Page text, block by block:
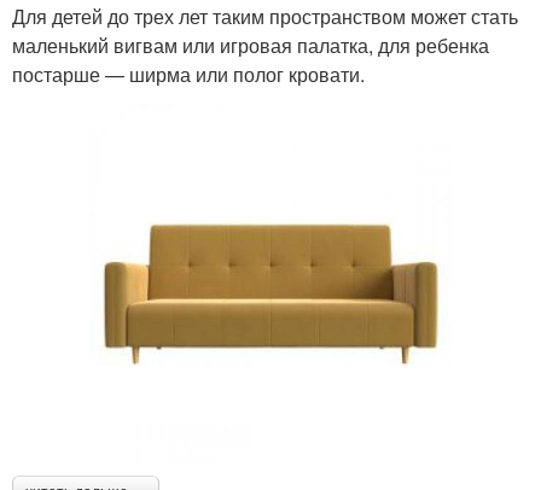
Для детей до трех лет таким пространством может стать
маленький вигвам или игровая палатка, для ребенка
постарше — ширма или полог кровати.